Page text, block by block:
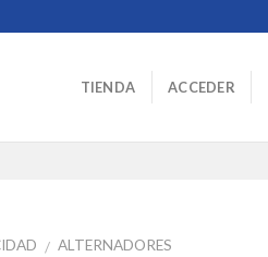
TIENDA ACCEDER
/ ALTERNADORES